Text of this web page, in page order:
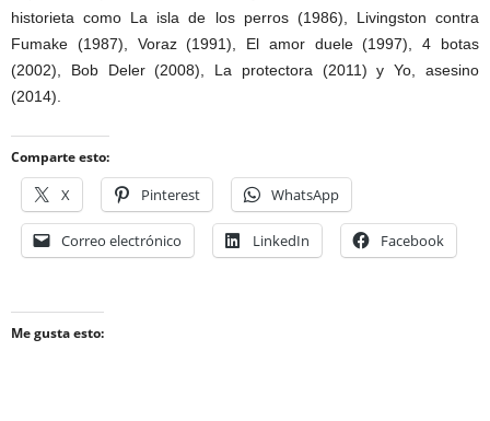
historieta como La isla de los perros (1986), Livingston contra
Fumake (1987), Voraz (1991), El amor duele (1997), 4 botas
(2002), Bob Deler (2008), La protectora (2011) y Yo, asesino
(2014).
Comparte esto:
X Pinterest WhatsApp
Correo electrónico LinkedIn Facebook
Me gusta esto: